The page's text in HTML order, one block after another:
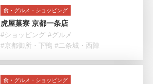
食・グルメ・ショッピング
虎屋菓寮 京都一条店
#ショッピング #グルメ
#京都御所・下鴨 #二条城・西陣
食・グルメ・ショッピング